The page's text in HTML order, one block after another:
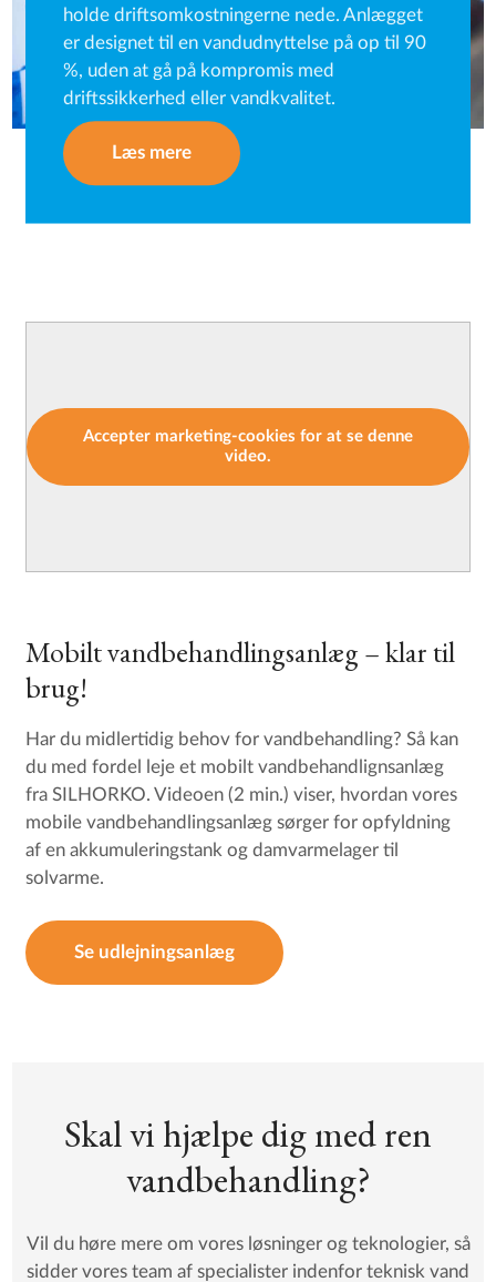
holde driftsomkostningerne nede. Anlægget
er designet til en vandudnyttelse på op til 90
%, uden at gå på kompromis med
driftssikkerhed eller vandkvalitet.
Læs mere
Accepter marketing-cookies for at se denne
video.
Mobilt vandbehandlingsanlæg – klar til
brug!
Har du midlertidig behov for vandbehandling? Så kan
du med fordel leje et mobilt vandbehandlignsanlæg
fra SILHORKO. Videoen (2 min.) viser, hvordan vores
mobile vandbehandlingsanlæg sørger for opfyldning
af en akkumuleringstank og damvarmelager til
solvarme.
Se udlejningsanlæg
Skal vi hjælpe dig med ren
vandbehandling?
Vil du høre mere om vores løsninger og teknologier, så
sidder vores team af specialister indenfor teknisk vand